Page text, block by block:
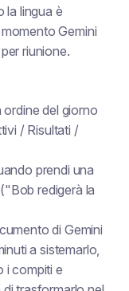
la lingua è
Gemini
riunione.
ordine del giorno
/ Risultati /
prendi una
redigerà la
di Gemini
a sistemarlo,
i compiti e